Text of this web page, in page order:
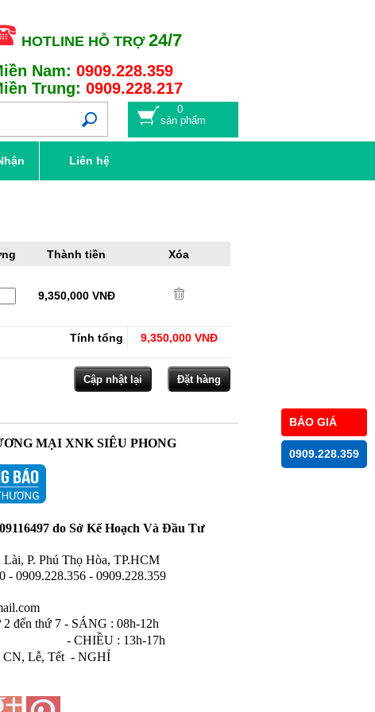
BÁO GIÁ
0909.228.359
HOTLINE HỖ TRỢ24/7
Nam: 0909.228.359
Trung: 0909.228.217
0
sản phẩm
Liên hệ
Thành tiền Xóa
9,350,000 VNĐ
Tính tổng 9,350,000 VNĐ
MẠI XNK SIÊU PHONG
do Sở Kế Hoạch Và Đầu Tư
P. Phú Thọ Hòa, TP.HCM
- 0909.228.356 - 0909.228.359
2 đến thứ 7 - SÁNG : 08h-12h
: 13h-17h
- NGHỈ